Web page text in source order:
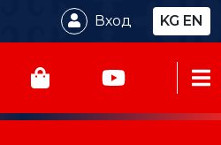
Вход KG EN